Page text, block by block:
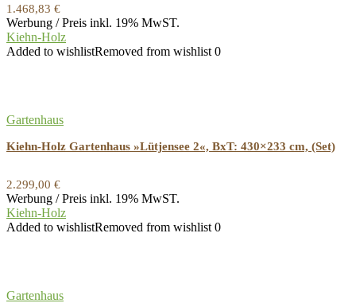
1.468,83 €
Werbung / Preis inkl. 19% MwST.
Kiehn-Holz
Added to wishlistRemoved from wishlist 0
Gartenhaus
Kiehn-Holz Gartenhaus »Lütjensee 2«, BxT: 430×233 cm, (Set)
2.299,00 €
Werbung / Preis inkl. 19% MwST.
Kiehn-Holz
Added to wishlistRemoved from wishlist 0
Gartenhaus